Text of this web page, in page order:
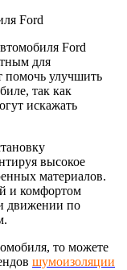
Ford
для
помочь улучшить
так как
искажать
высокое
материалов.
и комфортом
движении по
то можете
шумоизоляции